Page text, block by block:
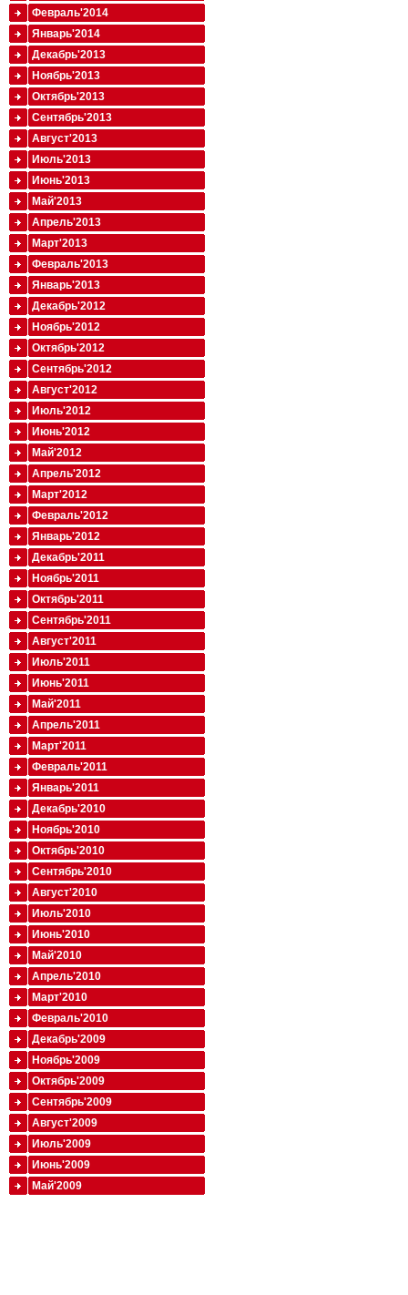
Февраль'2014
Январь'2014
Декабрь'2013
Ноябрь'2013
Октябрь'2013
Сентябрь'2013
Август'2013
Июль'2013
Июнь'2013
Май'2013
Апрель'2013
Март'2013
Февраль'2013
Январь'2013
Декабрь'2012
Ноябрь'2012
Октябрь'2012
Сентябрь'2012
Август'2012
Июль'2012
Июнь'2012
Май'2012
Апрель'2012
Март'2012
Февраль'2012
Январь'2012
Декабрь'2011
Ноябрь'2011
Октябрь'2011
Сентябрь'2011
Август'2011
Июль'2011
Июнь'2011
Май'2011
Апрель'2011
Март'2011
Февраль'2011
Январь'2011
Декабрь'2010
Ноябрь'2010
Октябрь'2010
Сентябрь'2010
Август'2010
Июль'2010
Июнь'2010
Май'2010
Апрель'2010
Март'2010
Февраль'2010
Декабрь'2009
Ноябрь'2009
Октябрь'2009
Сентябрь'2009
Август'2009
Июль'2009
Июнь'2009
Май'2009